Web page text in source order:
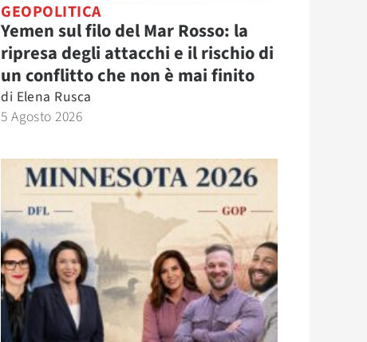
GEOPOLITICA
Yemen sul filo del Mar Rosso: la
ripresa degli attacchi e il rischio di
un conflitto che non è mai finito
di Elena Rusca
5 Agosto 2026